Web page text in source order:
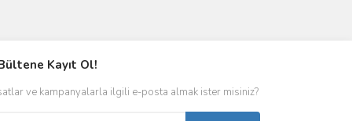
Kayıt Ol!
ve kampanyalarla ilgili e-posta almak ister misiniz?